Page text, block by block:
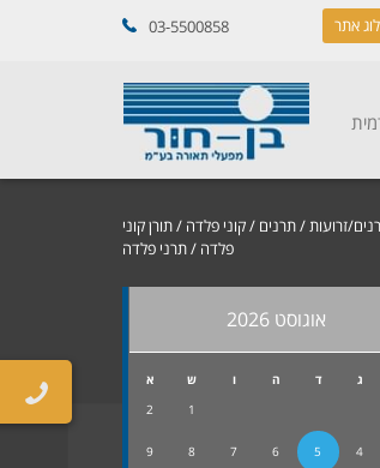
03-5500858 אתר
זרועות/תרנים /קוני פלדה /תורן קוני
פלדה / תרני פלדה
אוגוסט 2026
ג ד ה ו ש
א
1
2
4
5
6
7
8
9